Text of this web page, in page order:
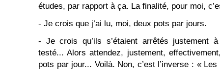
études, par rapport à ça. La finalité, pour moi,
- Je crois que j’ai lu, moi, deux pots par jours.
- Je crois qu’ils s’étaient arrêtés justement
testé... Alors attendez, justement,
pots par jour... Voilà. Non, c’est l’inverse : «